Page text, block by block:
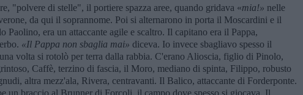
"polvere di stelle", il portiere spazza aree, quando gridava «mia!» nelle
da qui il soprannome. Poi si alternarono in porta il Moscardini e il
Paolino, era un attaccante agile e scaltro. Il capitano era il Pappa,
«Il Pappa non sbaglia mai» diceva. Io invece sbagliavo spesso il
volta si rotolò per terra dalla rabbia. C'erano Alioscia, figlio di Pinolo,
Caffè, terzino di fascia, il Moro, mediano di spinta, Filippo, robusto
altra mezz'ala, Rivera, centravanti. Il Balico, attaccante di Forderponte.
un braccio al Brunner di Forcoli, il campo dove spesso si giocava. Il